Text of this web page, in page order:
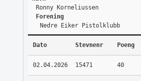
Ronny Korneliussen
Forening
Nedre Eiker Pistolklubb
Dato Stevnenr Poeng
02.04.2026 15471 40